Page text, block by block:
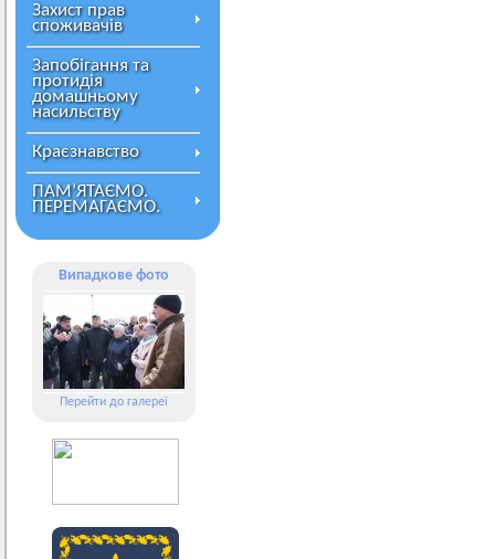
Захист прав
споживачів
Запобігання та
протидія
домашньому
насильству
Краєзнавство
ПАМ’ЯТАЄМО.
ПЕРЕМАГАЄМО.
Випадкове фото
Перейти до галереї